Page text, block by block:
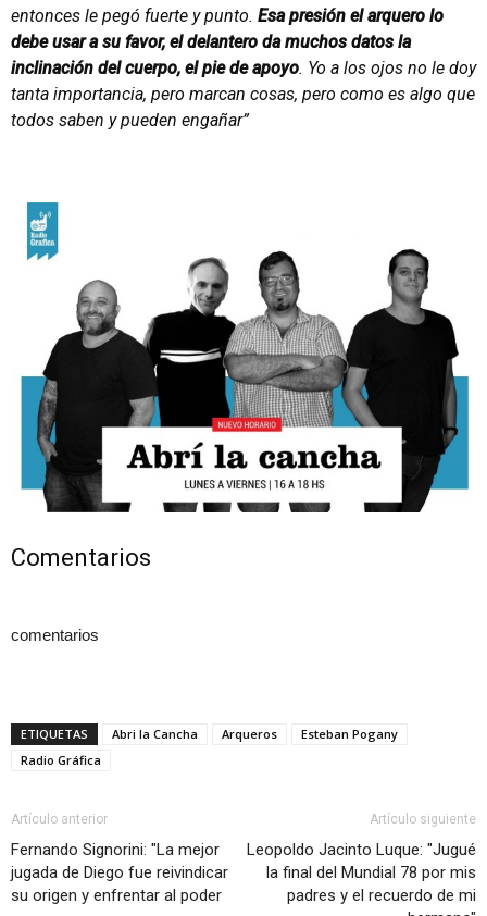
entonces le pegó fuerte y punto. Esa presión el arquero lo
debe usar a su favor, el delantero da muchos datos la
inclinación del cuerpo, el pie de apoyo. Yo a los ojos no le doy
tanta importancia, pero marcan cosas, pero como es algo que
todos saben y pueden engañar”
Comentarios
comentarios
ETIQUETAS Abri la Cancha Arqueros
Esteban Pogany
Radio Gráfica
Artículo anterior
Fernando Signorini: "La mejor
jugada de Diego fue reivindicar
su origen y enfrentar al poder
Artículo siguiente
Leopoldo Jacinto Luque: "Jugué
la final del Mundial 78 por mis
padres y el recuerdo de mi